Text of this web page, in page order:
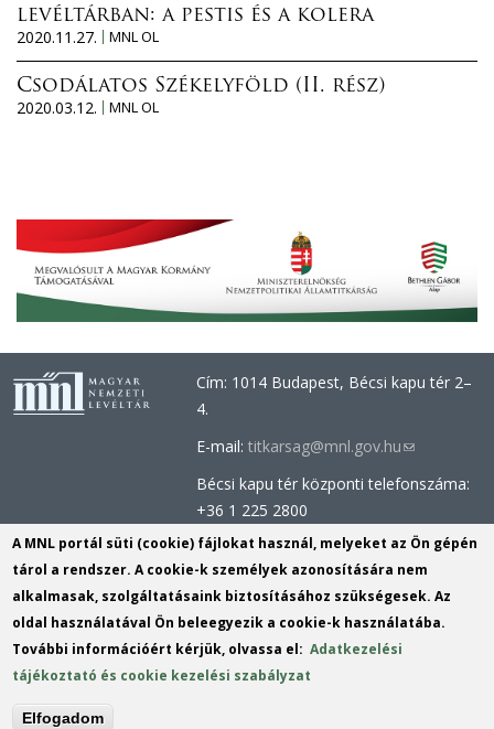
levéltárban: a pestis és a kolera
2020.11.27.
MNL OL
Csodálatos Székelyföld (II. rész)
2020.03.12.
MNL OL
Cím: 1014 Budapest, Bécsi kapu tér 2–
4.
E-mail:titkarsag@mnl.gov.hu(link
sends
mail)
Bécsi kapu tér központi telefonszáma:
+36 1 225 2800
Óbudai épület központi telefonszáma:
+36 1 437 0660
Információs Iroda (Kutatószolgálat):
info@mnl.gov.hu(link
sends
Tel.: +36 1 225 2843, +36 1 225 2844
Postacím: 1014 Budapest, Bécsi kapu
A MNL portál süti (cookie) fájlokat használ, melyeket az Ön gépén
tárol a rendszer. A cookie-k személyek azonosítására nem
alkalmasak, szolgáltatásaink biztosításához szükségesek. Az
oldal használatával Ön beleegyezik a cookie-k használatába.
További információért kérjük, olvassa el:Adatkezelési
tájékoztató és cookie kezelési szabályzat
Elfogadom